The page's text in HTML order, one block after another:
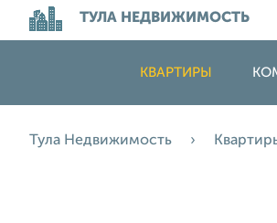
ТУЛА НЕДВИЖИМОСТЬ
КВАРТИРЫ
Тула Недвижимость